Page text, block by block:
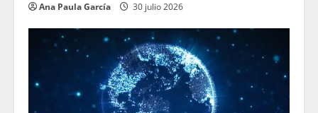
Ana Paula García 30 julio 2026